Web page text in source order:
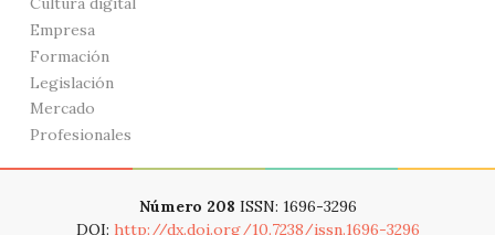
Empresa
Formación
Legislación
Mercado
Profesionales
Número 208 ISSN: 1696-3296
DOI: http://dx.doi.org/10.7238/issn.1696-3296